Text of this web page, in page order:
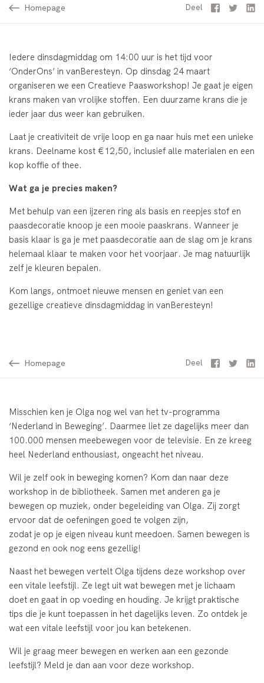
Homepage Deel Facebook
Twitter
Iedere dinsdagmiddag om 14:00 uur is het tijd voor
‘OnderOns’ in vanBeresteyn. Op dinsdag 24 maart
organiseren we een Creatieve Paasworkshop! Je gaat je eigen
krans maken van vrolijke stoffen. Een duurzame krans die je
ieder jaar dus weer kan gebruiken.
Laat je creativiteit de vrije loop en ga naar huis met een unieke
krans. Deelname kost €12,50, inclusief alle materialen en een
kop koffie of thee.
Wat ga je precies maken?
Met behulp van een ijzeren ring als basis en reepjes stof en
paasdecoratie knoop je een mooie paaskrans. Wanneer je
basis klaar is ga je met paasdecoratie aan de slag om je krans
helemaal klaar te maken voor het voorjaar. Je mag natuurlijk
zelf je kleuren bepalen.
Kom langs, ontmoet nieuwe mensen en geniet van een
gezellige creatieve dinsdagmiddag in vanBeresteyn!
Homepage Deel Facebook
Twitter
Misschien ken je Olga nog wel van het tv-programma
‘Nederland in Beweging’. Daarmee liet ze dagelijks meer dan
100.000 mensen meebewegen voor de televisie. En ze kreeg
heel Nederland enthousiast, ongeacht het niveau.
Wil je zelf ook in beweging komen? Kom dan naar deze
workshop in de bibliotheek. Samen met anderen ga je
bewegen op muziek, onder begeleiding van Olga. Zij zorgt
ervoor dat de oefeningen goed te volgen zijn,
zodat je op je eigen niveau kunt meedoen. Samen bewegen is
gezond en ook nog eens gezellig!
Naast het bewegen vertelt Olga tijdens deze workshop over
een vitale leefstijl. Ze legt uit wat bewegen met je lichaam
doet en gaat in op voeding en houding. Je krijgt praktische
tips die je kunt toepassen in het dagelijks leven. Zo ontdek je
wat een vitale leefstijl voor jou kan betekenen.
Wil je graag meer bewegen en werken aan een gezonde
leefstijl? Meld je dan aan voor deze workshop.